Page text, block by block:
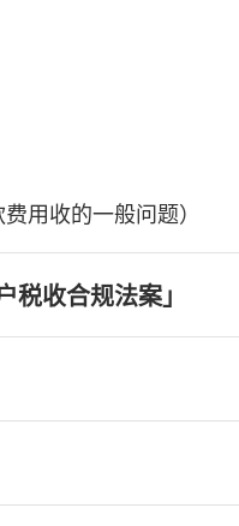
用收的一般问题）
税收合规法案」